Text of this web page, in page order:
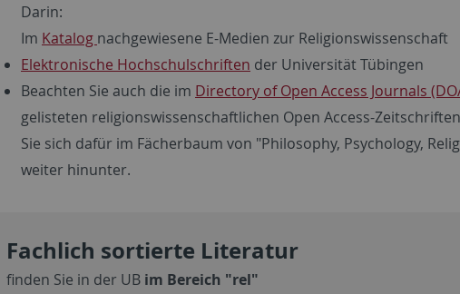
Darin:
Im Katalog nachgewiesene E-Medien zur Religionswissenschaft
Elektronische Hochschulschriften der Universität Tübingen
Beachten Sie auch die im Directory of Open Access Journals
gelisteten religionswissenschaftlichen Open Access-
Sie sich dafür im Fächerbaum von "Philosophy, Psychology,
weiter hinunter.
Fachlich sortierte Literatur
finden Sie in der UB im Bereich "rel"